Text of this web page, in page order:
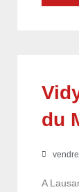
du
A